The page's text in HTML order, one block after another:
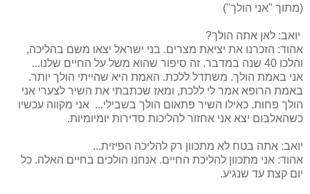
(מתוך "אני הולך")
יואב: לאן אתה הולך?
אהוד: הזכרנו את יציאת מצרים. בני ישראל יצאו משם בהליכה,
והלכו 40 שנה במדבר. זה סיפור שהוא משל על החיים שלנו...
אני באמת הולך. משתדל ללכת. האמת היא שהייתי הולך יותר.
באמת הרופא אמר לי ללכת, ומאז שכתבתי את השיר לצערי אני
הולך פחות. כאילו השיר פתאום הולך בשבילי... אני מקווה עכשיו
כשהאלבום יצא אני אחזור להליכות סדירות יומיומיות.
יואב: אתה בטח לא מתכוון רק להליכה הפיזית...
אהוד: אני מתכוון להליכת החיים. אנחנו הולכים בחיים האלה. כל
יום קצת עד שנגיע.